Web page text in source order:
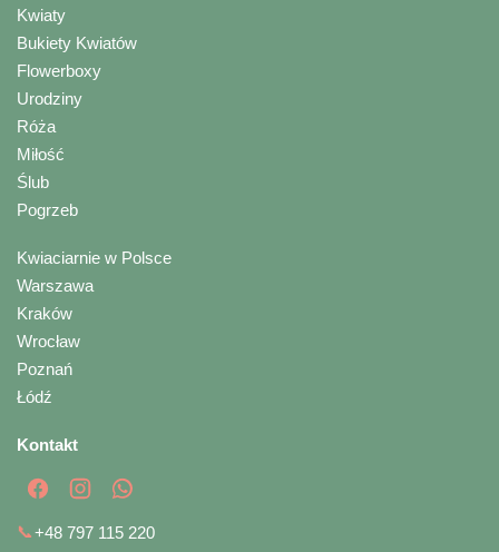
Kwiaty
Bukiety Kwiatów
Flowerboxy
Urodziny
Róża
Miłość
Ślub
Pogrzeb
Kwiaciarnie w Polsce
Warszawa
Kraków
Wrocław
Poznań
Łódź
Kontakt
📞+48 797 115 220